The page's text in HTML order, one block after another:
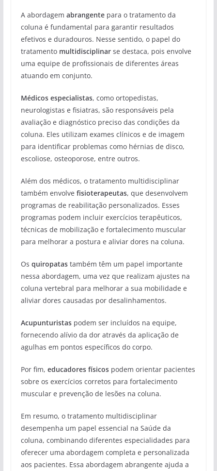
A abordagem abrangentepara o tratamento da
coluna é fundamental para garantir resultados
efetivos e duradouros. Nesse sentido, o papel do
tratamento multidisciplinarse destaca, pois envolve
uma equipe de profissionais de diferentes áreas
atuando em conjunto.
Médicos especialistas, como ortopedistas,
neurologistas e fisiatras, são responsáveis pela
avaliação e diagnóstico preciso das condições da
coluna. Eles utilizam exames clínicos e de imagem
para identificar problemas como hérnias de disco,
escoliose, osteoporose, entre outros.
Além dos médicos, o tratamento multidisciplinar
também envolve fisioterapeutas, que desenvolvem
programas de reabilitação personalizados. Esses
programas podem incluir exercícios terapêuticos,
técnicas de mobilização e fortalecimento muscular
para melhorar a postura e aliviar dores na coluna.
Os quiropatastambém têm um papel importante
nessa abordagem, uma vez que realizam ajustes na
coluna vertebral para melhorar a sua mobilidade e
aliviar dores causadas por desalinhamentos.
Acupunturistaspodem ser incluídos na equipe,
fornecendo alívio da dor através da aplicação de
agulhas em pontos específicos do corpo.
Por fim, educadores físicospodem orientar pacientes
sobre os exercícios corretos para fortalecimento
muscular e prevenção de lesões na coluna.
Em resumo, o tratamento multidisciplinar
desempenha um papel essencial na Saúde da
coluna, combinando diferentes especialidades para
oferecer uma abordagem completa e personalizada
aos pacientes. Essa abordagem abrangente ajuda a